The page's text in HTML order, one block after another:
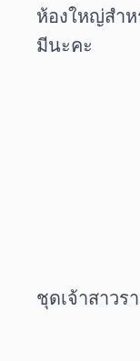
ห้องใหญ่สำ
มีนะคะ
ชุดเจ้าสาวร